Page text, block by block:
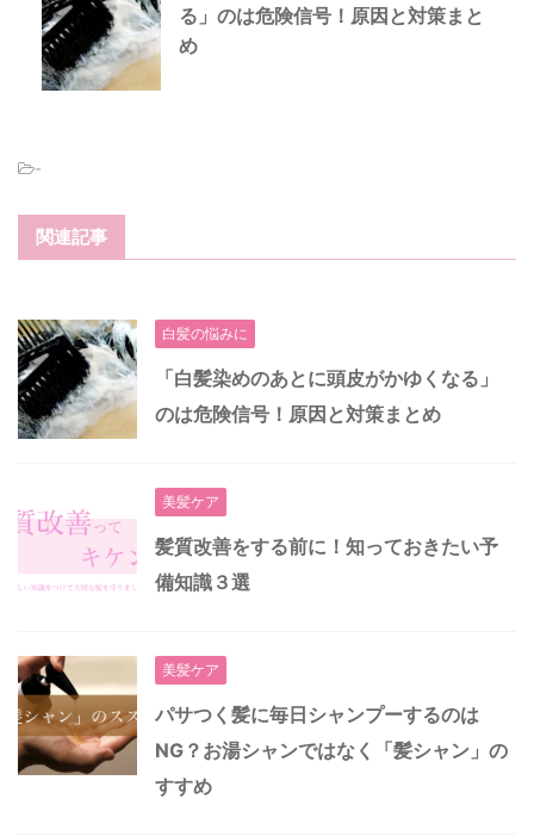
る」のは危険信号！原因と対策まと
め
-
関連記事
白髪の悩みに
「白髪染めのあとに頭皮がかゆくなる」
のは危険信号！原因と対策まとめ
美髪ケア
髪質改善をする前に！知っておきたい予
備知識３選
美髪ケア
パサつく髪に毎日シャンプーするのは
NG？お湯シャンではなく「髪シャン」の
すすめ